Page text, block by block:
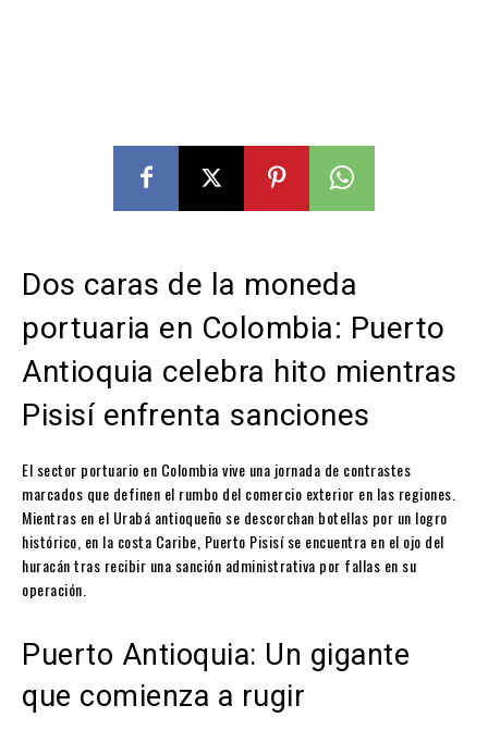
Dos caras de la moneda
portuaria en Colombia: Puerto
Antioquia celebra hito mientras
Pisisí enfrenta sanciones
El sector portuario en Colombia vive una jornada de contrastes
marcados que definen el rumbo del comercio exterior en las regiones.
Mientras en el Urabá antioqueño se descorchan botellas por un logro
histórico, en la costa Caribe, Puerto Pisisí se encuentra en el ojo del
huracán tras recibir una sanción administrativa por fallas en su
operación.
Puerto Antioquia: Un gigante
que comienza a rugir